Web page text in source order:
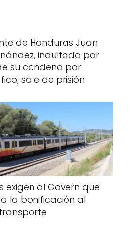
de Honduras Juan
indultado por
su condena por
sale de prisión
exigen al Govern que
la bonificación al
transporte